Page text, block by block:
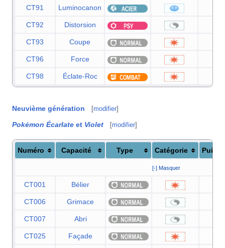
CT91 Luminocanon
CT92 Distorsion
CT93 Coupe
CT96 Force
CT98 Éclate-Roc
Neuvième génération [modifier]
Pokémon Écarlate et Violet [modifier]
Numéro Capacité Type Catégorie
[-] Masquer
CT001 Bélier
CT006 Grimace
CT007 Abri
CT025 Façade